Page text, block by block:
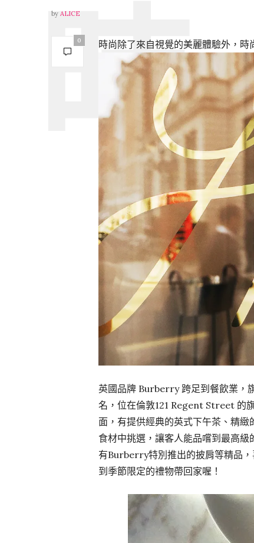
by ALICE
0 時尚除了來自視覺的美麗體驗外，時
英國品牌 Burberry 跨足到餐飲業，
名，位在倫敦121 Regent Street 的
面，有提供經典的英式下午茶、精
食材中挑選，讓客人能品嚐到最高級
有Burberry特別推出的披肩等精品
到季節限定的禮物帶回家喔！